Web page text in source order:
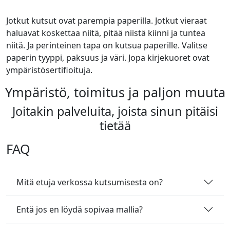
Jotkut kutsut ovat parempia paperilla. Jotkut vieraat
haluavat koskettaa niitä, pitää niistä kiinni ja tuntea
niitä. Ja perinteinen tapa on kutsua paperille. Valitse
paperin tyyppi, paksuus ja väri. Jopa kirjekuoret ovat
ympäristösertifioituja.
Ympäristö, toimitus ja paljon muuta
Joitakin palveluita, joista sinun pitäisi
tietää
FAQ
Mitä etuja verkossa kutsumisesta on?
Entä jos en löydä sopivaa mallia?